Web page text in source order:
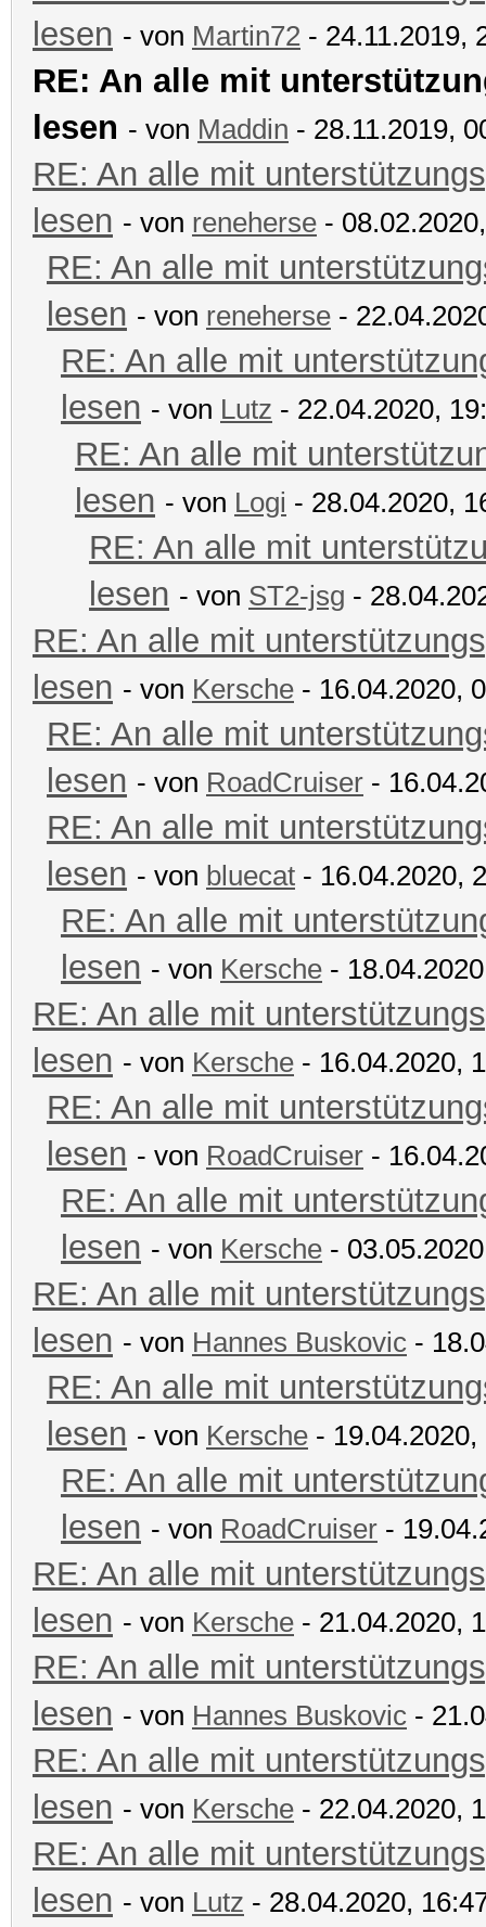
lesen - von Martin72 - 24.11.2019,
RE: An alle mit
lesen - von Maddin - 28.11.2019,
RE: An alle mit
lesen - von reneherse -
RE: An alle mit
lesen - von reneherse -
RE: An alle mit
lesen - von Lutz - 22.04.2020,
RE: An alle mit
lesen - von Logi - 28.04.2020,
RE: An alle mit
lesen - von ST2-jsg -
RE: An alle mit
lesen - von Kersche - 16.04.2020,
RE: An alle mit
lesen - von RoadCruiser -
RE: An alle mit
lesen - von bluecat - 16.04.2020,
RE: An alle mit
lesen - von Kersche -
RE: An alle mit
lesen - von Kersche - 16.04.2020,
RE: An alle mit
lesen - von RoadCruiser -
RE: An alle mit
lesen - von Kersche -
RE: An alle mit
lesen - von Hannes Buskovic -
RE: An alle mit
lesen - von Kersche - 19.04.2020,
RE: An alle mit
lesen - von RoadCruiser -
RE: An alle mit
lesen - von Kersche - 21.04.2020,
RE: An alle mit
lesen - von Hannes Buskovic -
RE: An alle mit
lesen - von Kersche - 22.04.2020,
RE: An alle mit
lesen - von Lutz - 28.04.2020,